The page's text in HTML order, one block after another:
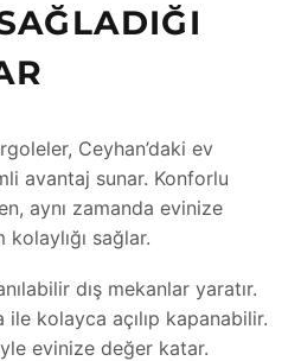
Ceyhan’daki ev
avantaj sunar. Konforlu
aynı zamanda evinize
sağlar.
dış mekanlar yaratır.
kolayca açılıp kapanabilir.
evinize değer katar.